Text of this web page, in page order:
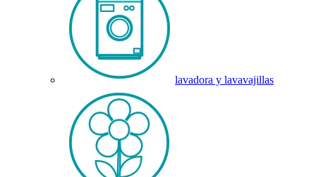
lavadora y lavavajillas